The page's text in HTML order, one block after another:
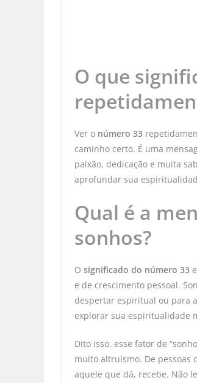
O que
Ver o número 33
caminho certo. É uma
paixão, dedicação e muita
aprofundar sua
Qual é a
sonhos?
O significado do número 33
e de crescimento pessoal.
despertar espiritual ou para
explorar sua espiritualidade
Dito isso, esse fator de
muito altruísmo. De pessoas
aquele que dá, recebe. Não